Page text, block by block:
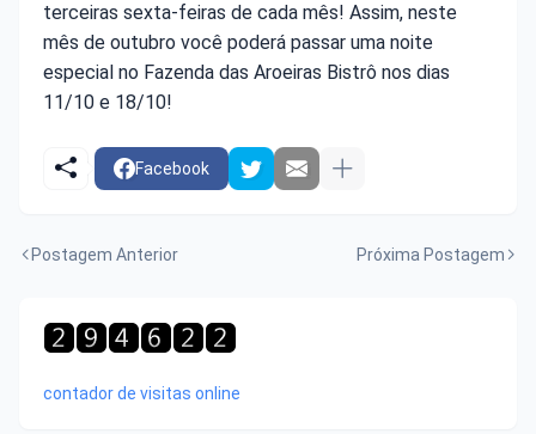
terceiras sexta-feiras de cada mês! Assim, neste
mês de outubro você poderá passar uma noite
especial no Fazenda das Aroeiras Bistrô nos dias
11/10 e 18/10!
Facebook
Postagem Anterior Próxima Postagem
contador de visitas online